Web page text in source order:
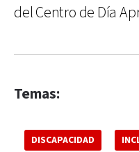
del Centro de Día
Temas:
DISCAPACIDAD